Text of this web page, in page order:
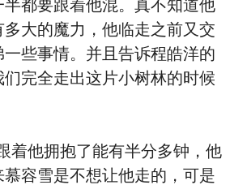
半都要跟着他混。真不知道他
大的魔力，他临走之前又交
些事情。并且告诉程皓洋的
完全走出这片小树林的时候
他拥抱了能有半分多钟，他
容雪是不想让他走的，可是